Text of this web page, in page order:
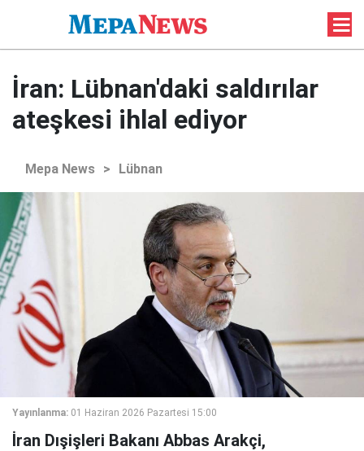
İran: Lübnan'daki saldırılar
ateşkesi ihlal ediyor
Mepa News > Lübnan
Yayınlanma: 01 Haziran 2026 Pazartesi 15:00
İran Dışişleri Bakanı Abbas Arakçi,